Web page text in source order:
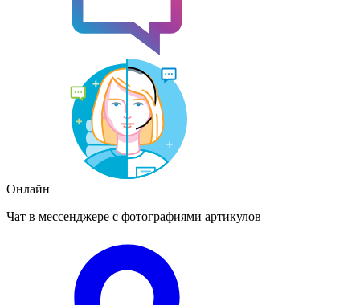
Онлайн
Чат в мессенджере с фотографиями артикулов